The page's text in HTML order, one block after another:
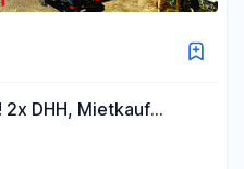
DHH, Mietkauf